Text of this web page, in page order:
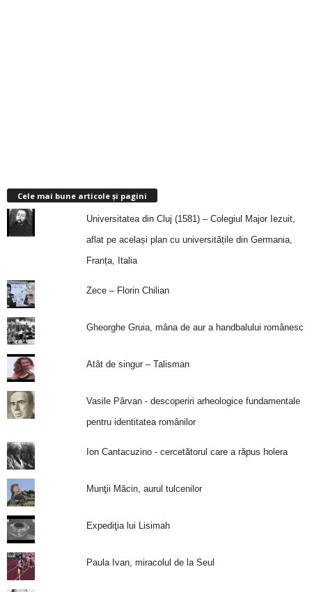
Cele mai bune articole și pagini
Universitatea din Cluj (1581) – Colegiul Major Iezuit,
aflat pe același plan cu universitățile din Germania,
Franța, Italia
Zece – Florin Chilian
Gheorghe Gruia, mâna de aur a handbalului românesc
Atât de singur – Talisman
Vasile Pârvan - descoperiri arheologice fundamentale
pentru identitatea românilor
Ion Cantacuzino - cercetătorul care a răpus holera
Munţii Măcin, aurul tulcenilor
Expediţia lui Lisimah
Paula Ivan, miracolul de la Seul